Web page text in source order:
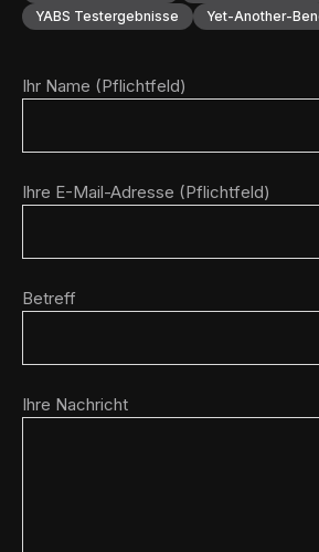
YABS Testergebnisse
Yet-Another-
Ihr Name (Pflichtfeld)
Ihre E-Mail-Adresse (Pflichtfeld)
Betreff
Ihre Nachricht